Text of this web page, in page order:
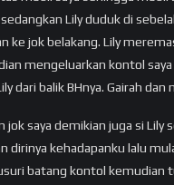
Lily duduk di
ke jok belakang. Lily
mengeluarkan kontol
dari balik BHnya. Gairah
jok saya demikian juga si
dirinya kehadapanku lalu
batang kontol kemudian